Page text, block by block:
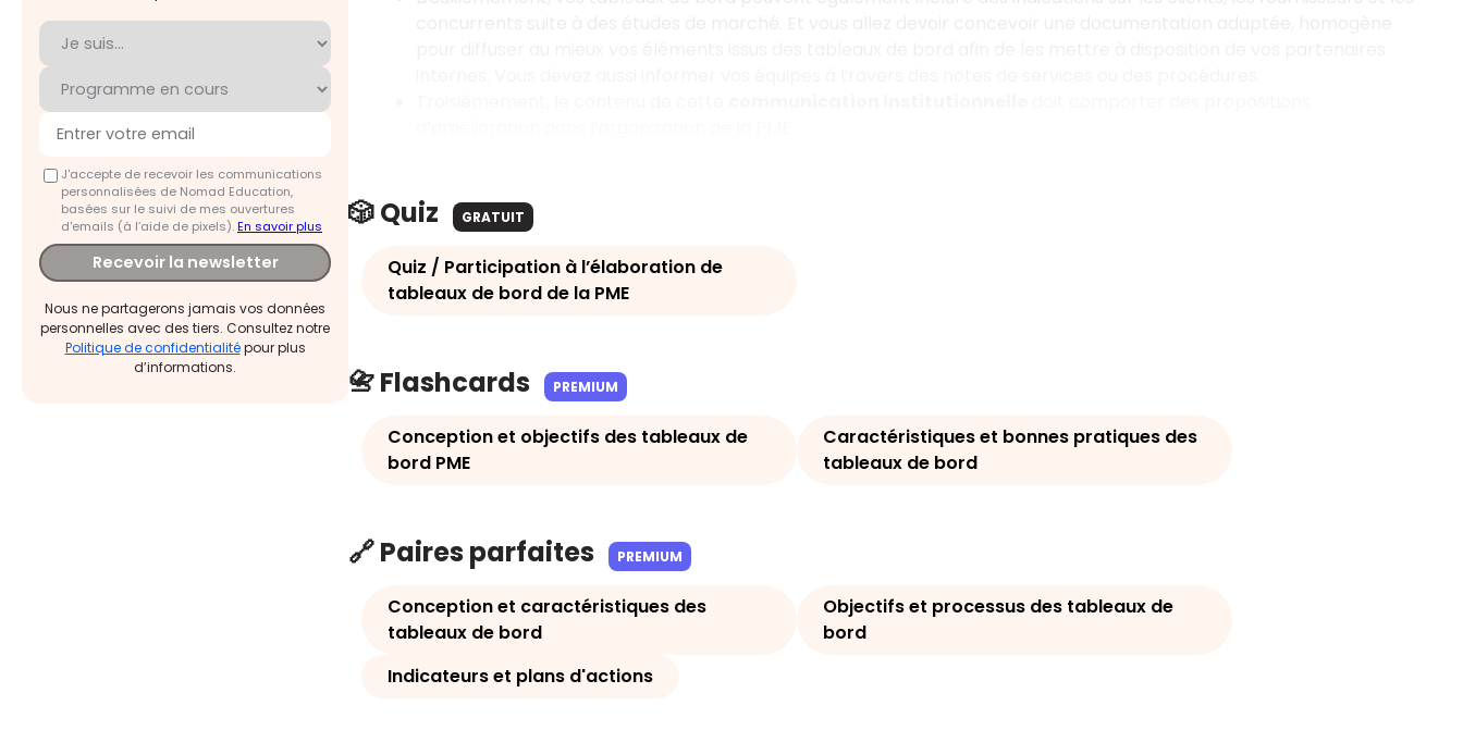
J'accepte de recevoir les communications
personnalisées de Nomad Education,
basées sur le suivi de mes ouvertures
d'emails (à l’aide de pixels).En savoir plus
Recevoir la newsletter
Nous ne partagerons jamais vos données
personnelles avec des tiers. Consultez notre
Politique de confidentialitépour plus
d’informations.
🎲 Quiz GRATUIT
Quiz / Participation à l’élaboration de
tableaux de bord de la PME
📇 Flashcards PREMIUM
Conception et objectifs des tableaux de
bord PME
Caractéristiques et bonnes pratiques des
tableaux de bord
🔗 Paires parfaites PREMIUM
Conception et caractéristiques des
tableaux de bord
Objectifs et processus des tableaux de
bord
Indicateurs et plans d'actions